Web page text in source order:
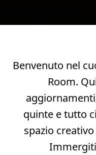
Benvenuto nel
Room.
quinte e tutto
spazio